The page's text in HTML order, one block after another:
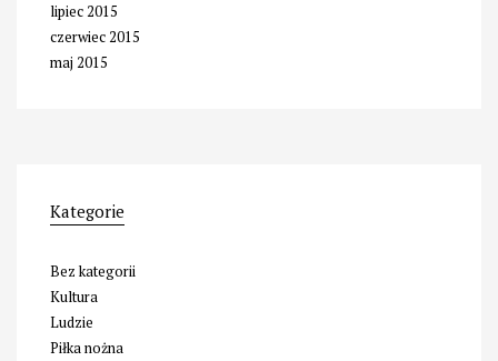
lipiec 2015
czerwiec 2015
maj 2015
Kategorie
Bez kategorii
Kultura
Ludzie
Piłka nożna